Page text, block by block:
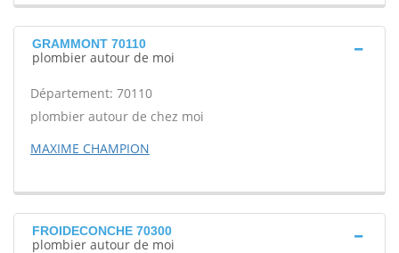
GRAMMONT 70110
plombier autour de moi
Département: 70110
plombier autour de chez moi
MAXIME CHAMPION
FROIDECONCHE 70300
plombier autour de moi